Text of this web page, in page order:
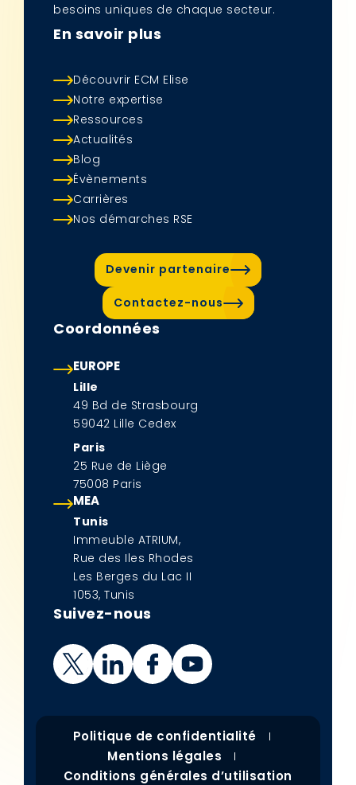
besoins uniques de chaque secteur.
En savoir plus
Découvrir ECM Elise
Notre expertise
Ressources
Actualités
Blog
Évènements
Carrières
Nos démarches RSE
Devenir partenaire
Contactez-nous
Coordonnées
EUROPE
Lille
49 Bd de Strasbourg
59042 Lille Cedex
Paris
25 Rue de Liège
75008 Paris
MEA
Tunis
Immeuble ATRIUM,
Rue des Iles Rhodes
Les Berges du Lac II
1053, Tunis
Suivez-nous
Politique de confidentialité
Mentions légales
Conditions générales d’utilisation